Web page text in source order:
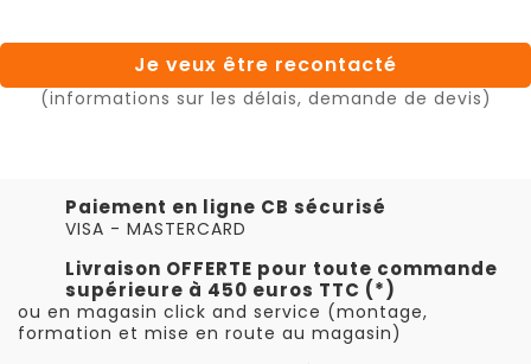
Je veux être recontacté
(informations sur les délais, demande de devis)
Paiement en ligne CB sécurisé
VISA - MASTERCARD
Livraison OFFERTE pour toute commande
supérieure à 450 euros TTC (*)
ou en magasin click and service (montage,
formation et mise en route au magasin)